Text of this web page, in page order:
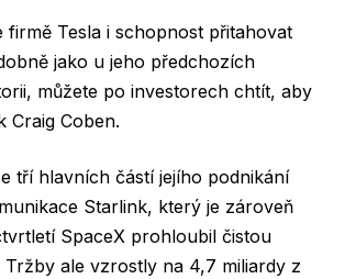
Tesla i schopnost přitahovat
jako u jeho předchozích
můžete po investorech chtít, aby
Craig Coben.
tří hlavních částí jejího podnikání
Starlink, který je zároveň
SpaceX prohloubil čistou
ale vzrostly na 4,7 miliardy z